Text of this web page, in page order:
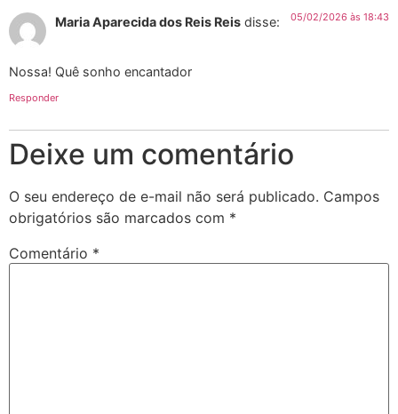
Maria Aparecida dos Reis Reis disse: 05/02/2026 às 18:43
Nossa! Quê sonho encantador
Responder
Deixe um comentário
O seu endereço de e-mail não será publicado. Campos
obrigatórios são marcados com *
Comentário *